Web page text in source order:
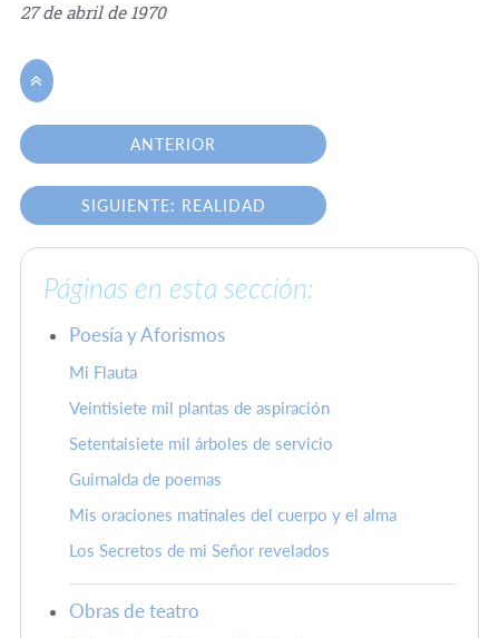
27 de abril de 1970

ANTERIOR
SIGUIENTE: REALIDAD
Páginas en esta sección:
Poesía y Aforismos
Mi Flauta
Veintisiete mil plantas de aspiración
Setentaisiete mil árboles de servicio
Guirnalda de poemas
Mis oraciones matinales del cuerpo y el alma
Los Secretos de mi Señor revelados
Obras de teatro